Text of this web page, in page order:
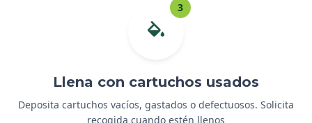
3
Llena con cartuchos usados
Deposita cartuchos vacíos, gastados o defectuosos. Solicita
recogida cuando estén llenos